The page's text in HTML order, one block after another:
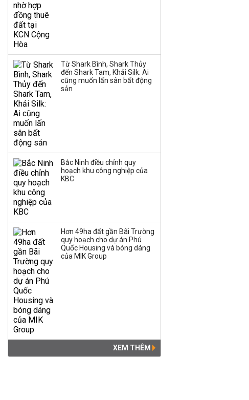
Công ty 100 tỷ của
Huấn Hoa Hồng bỗng
dưng ‘biến mất’, một
Từ Shark Bình, Shark Thủy
đến Shark Tam, Khải Silk: Ai
cũng muốn lấn sân bất động
sản
Bắc Ninh điều chỉnh quy
hoạch khu công nghiệp của
KBC
Hơn 49ha đất gần Bãi Trường
quy hoạch cho dự án Phú
Quốc Housing và bóng dáng
của MIK Group
XEM THÊM